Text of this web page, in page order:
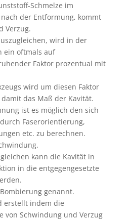
Schmelze im
der Entformung, kommt
Verzug.
wird in der
ein oftmals auf
Faktor prozentual mit
wird um diesen Faktor
das Maß der Kavität.
ist es möglich den sich
Faserorientierung,
etc. zu berechnen.
kann die Kavität in
in die entgegengesetzte
genannt.
erstellt indem die
von Schwindung und Verzug